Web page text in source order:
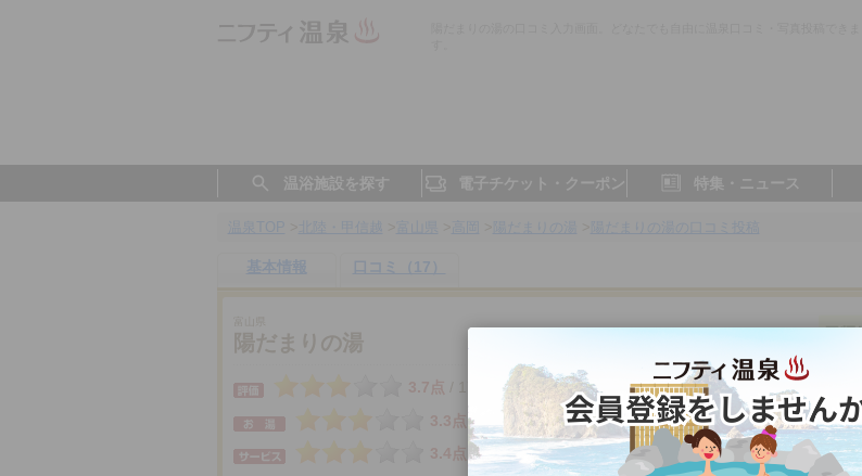
温浴施設を探す 電子チケット・クーポン 特集・ニュース
基本情報 口コミ（17）
陽だまりの湯
3.7点 / 富山県／高岡
3.3点
3.8点
3.4点
3.7点